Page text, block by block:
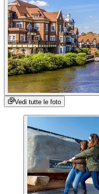
Vedi tutte le foto